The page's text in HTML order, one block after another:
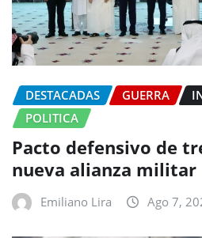
DESTACADAS GUERRA
POLITICA
Pacto defensivo de
nueva alianza militar
Emiliano Lira Ago 7,